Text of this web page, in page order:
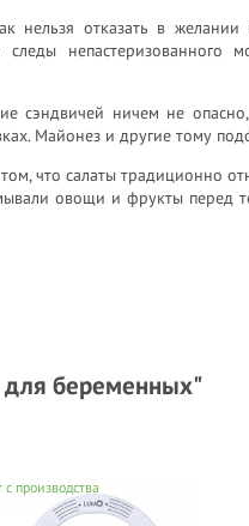
нельзя отказать в
следы
сэндвичей ничем не
Майонез и другие тому
что салаты традиционно
овощи и фрукты перед
для беременных"
с производства